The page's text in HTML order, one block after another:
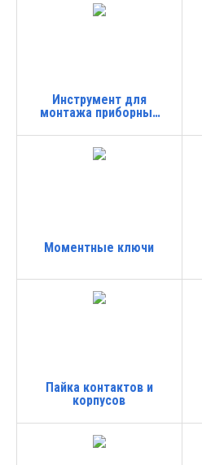
Инструмент для
монтажа приборных
Моментные ключи
Пайка контактов и
корпусов